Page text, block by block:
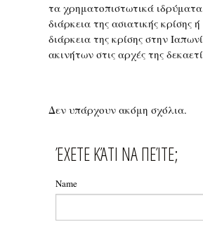
τα χρηματοπιστωτικά
διάρκεια της ασιατικής κρίσης
διάρκεια της κρίσης στην
ακινήτων στις αρχές της
Δεν υπάρχουν ακόμη σχόλια.
ΈΧΕΤΕ ΚΆΤΙ ΝΑ ΠΕΊΤΕ;
Name